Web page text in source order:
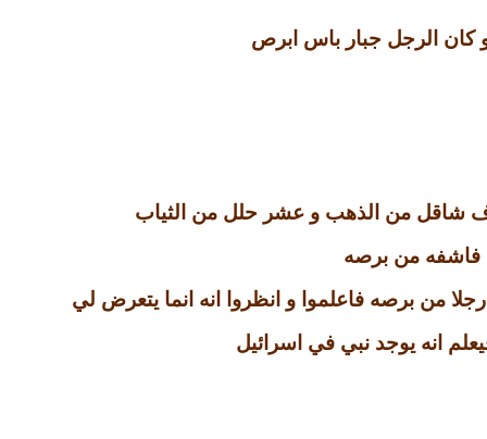
كان الرجل جبار باس ابرص
شاقل من الذهب و عشر حلل من الثياب
فاشفه من برصه
من برصه فاعلموا و انظروا انه انما يتعرض لي
انه يوجد نبي في اسرائيل